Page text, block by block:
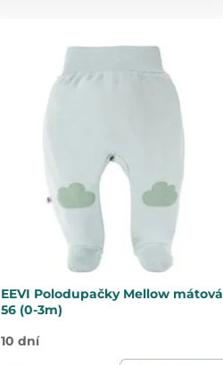
EEVI Polodupačky Mellow mátová
56 (0-3m)
10 dní